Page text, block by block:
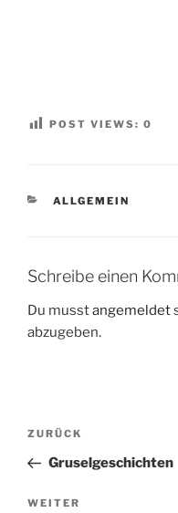
POST VIEWS: 0
KATEGORIEN
ALLGEMEIN
Schreibe einen
Du musstangemeldet
abzugeben.
Beitragsnavigation
Vorheriger
Beitrag
ZURÜCK
Gruselgeschichten
Nächster
WEITER